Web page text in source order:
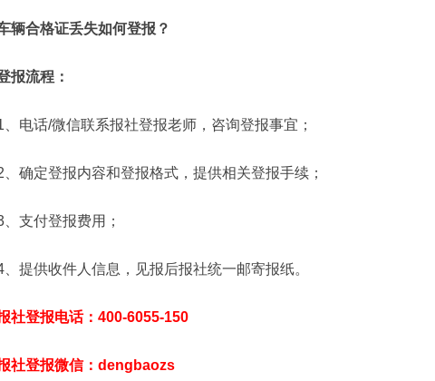
辆合格证丢失如何登报？
报流程：
、电话/微信联系报社登报老师，咨询登报事宜；
、确定登报内容和登报格式，提供相关登报手续；
、支付登报费用；
、提供收件人信息，见报后报社统一邮寄报纸。
社登报电话：400-6055-150
社登报微信：dengbaozs